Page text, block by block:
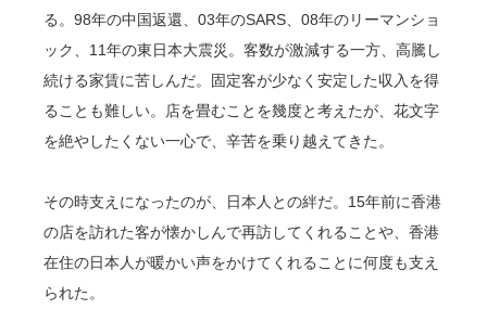
る。98年の中国返還、03年のSARS、08年のリーマンショ
ック、11年の東日本大震災。客数が激減する一方、高騰し
続ける家賃に苦しんだ。固定客が少なく安定した収入を得
ることも難しい。店を畳むことを幾度と考えたが、花文字
を絶やしたくない一心で、辛苦を乗り越えてきた。
その時支えになったのが、日本人との絆だ。15年前に香港
の店を訪れた客が懐かしんで再訪してくれることや、香港
在住の日本人が暖かい声をかけてくれることに何度も支え
られた。